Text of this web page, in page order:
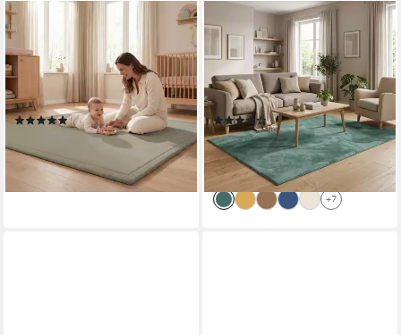
kuscheliger Krabbelteppich
Schilfgrün 100x150cm, Höhe:
30 mm, Öko-Tex 100
(3)
lieferbar - in 3-4 Werktagen bei dir
+2
Hochflor-Teppich Hochflor
Langflor Teppich Super Soft
Melia, Rechteckig, Höhe: 20
mm
(71)
ab 29,90 € UVP59,90 €
-50%
lieferbar - in 2-3 Werktagen bei dir
+7